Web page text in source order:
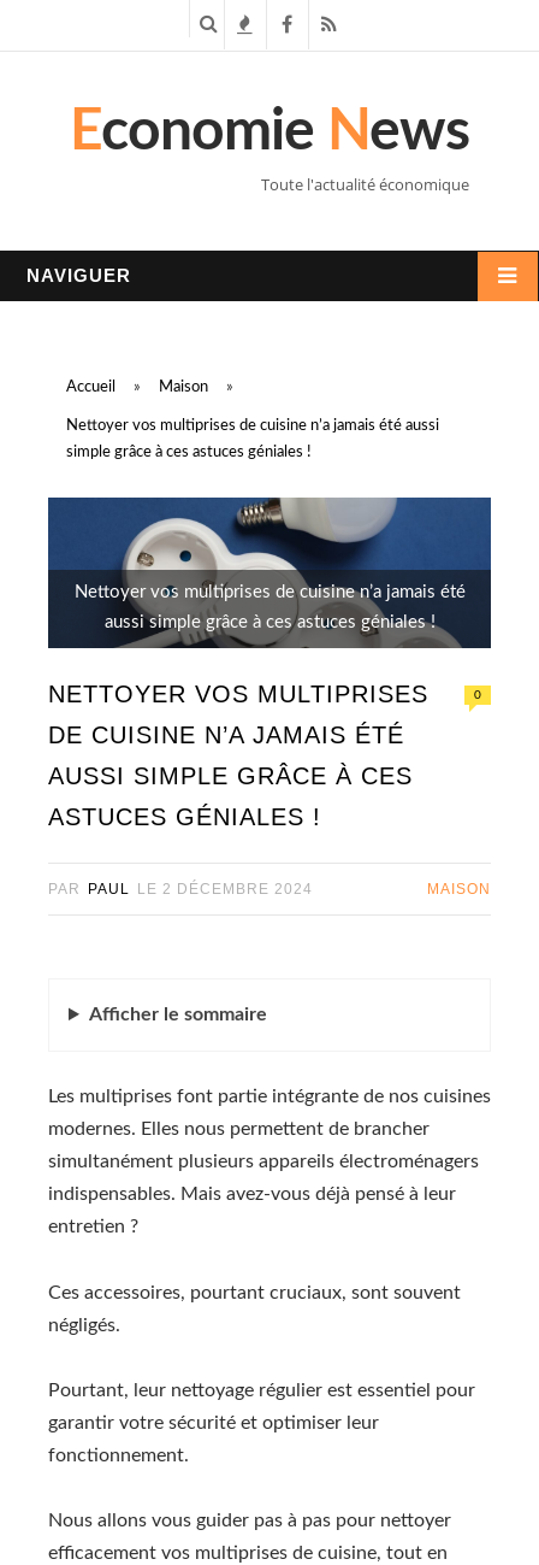
c n
s
F
c
R
S
Economie News
Toute l'actualité économique
NAVIGUER
Accueil » Maison »
Nettoyer vos multiprises de cuisine n’a jamais été aussi
simple grâce à ces astuces géniales !
Nettoyer vos multiprises de cuisine n’a jamais été
aussi simple grâce à ces astuces géniales !
NETTOYER VOS MULTIPRISES
DE CUISINE N’A JAMAIS ÉTÉ
AUSSI SIMPLE GRÂCE À CES
ASTUCES GÉNIALES !
0
PAR PAUL LE 2 DÉCEMBRE 2024 MAISON
Afficher le sommaire
Les multiprises font partie intégrante de nos cuisines
modernes. Elles nous permettent de brancher
simultanément plusieurs appareils électroménagers
indispensables. Mais avez-vous déjà pensé à leur
entretien ?
Ces accessoires, pourtant cruciaux, sont souvent
négligés.
Pourtant, leur nettoyage régulier est essentiel pour
garantir votre sécurité et optimiser leur
fonctionnement.
Nous allons vous guider pas à pas pour nettoyer
efficacement vos multiprises de cuisine, tout en